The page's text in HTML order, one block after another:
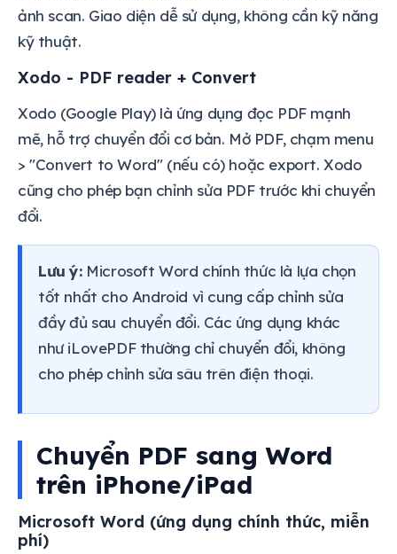
ảnh scan. Giao diện dễ sử dụng, không cần kỹ năng
kỹ thuật.
Xodo - PDF reader + Convert
Xodo (Google Play) là ứng dụng đọc PDF mạnh
mẽ, hỗ trợ chuyển đổi cơ bản. Mở PDF, chạm menu
> "Convert to Word" (nếu có) hoặc export. Xodo
cũng cho phép bạn chỉnh sửa PDF trước khi chuyển
đổi.
Lưu ý:Microsoft Word chính thức là lựa chọn
tốt nhất cho Android vì cung cấp chỉnh sửa
đầy đủ sau chuyển đổi. Các ứng dụng khác
như iLovePDF thường chỉ chuyển đổi, không
cho phép chỉnh sửa sâu trên điện thoại.
Chuyển PDF sang Word
trên iPhone/iPad
Microsoft Word (ứng dụng chính thức, miễn
phí)